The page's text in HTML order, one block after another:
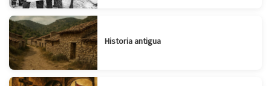
Historia antigua